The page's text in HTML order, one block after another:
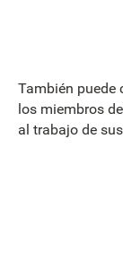
También puede
los miembros
al trabajo de